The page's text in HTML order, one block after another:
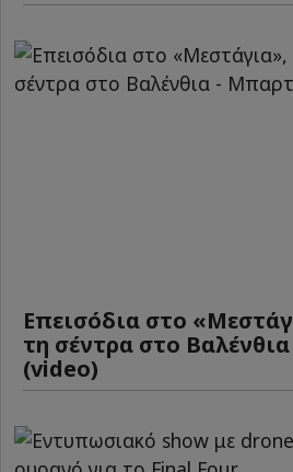
Επεισόδια στο
τη σέντρα στο
(video)